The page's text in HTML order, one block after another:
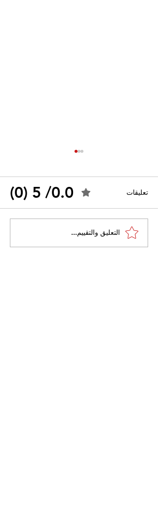
القضاء الإداري يقضي بحل
نقابة "كنابست"
تعليقات 0.0/ 5 (0)
التعليق والتقييم...